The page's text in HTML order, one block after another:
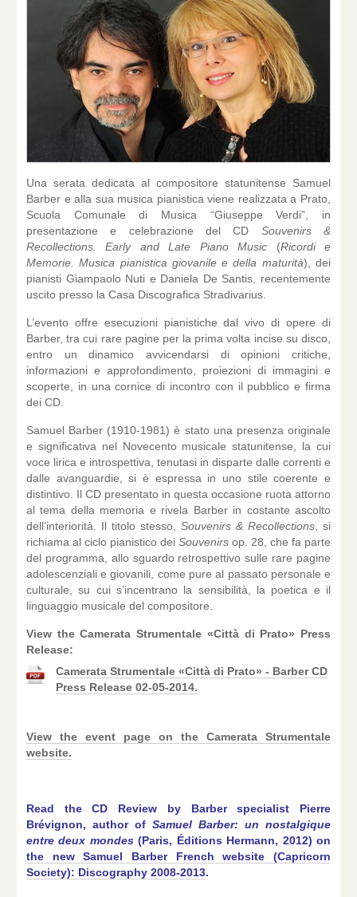
Una serata dedicata al compositore statunitense Samuel
Barber e alla sua musica pianistica viene realizzata a Prato,
Scuola Comunale di Musica “Giuseppe Verdi”, in
presentazione e celebrazione del CD Souvenirs &
Recollections. Early and Late Piano Music (Ricordi e
Memorie. Musica pianistica giovanile e della maturità), dei
pianisti Giampaolo Nuti e Daniela De Santis, recentemente
uscito presso la Casa Discografica Stradivarius.
L’evento offre esecuzioni pianistiche dal vivo di opere di
Barber, tra cui rare pagine per la prima volta incise su disco,
entro un dinamico avvicendarsi di opinioni critiche,
informazioni e approfondimento, proiezioni di immagini e
scoperte, in una cornice di incontro con il pubblico e firma
dei CD.
Samuel Barber (1910-1981) è stato una presenza originale
e significativa nel Novecento musicale statunitense, la cui
voce lirica e introspettiva, tenutasi in disparte dalle correnti e
dalle avanguardie, si è espressa in uno stile coerente e
distintivo. Il CD presentato in questa occasione ruota attorno
al tema della memoria e rivela Barber in costante ascolto
dell’interiorità. Il titolo stesso, Souvenirs & Recollections , si
richiama al ciclo pianistico dei Souvenirs op. 28, che fa parte
del programma, allo sguardo retrospettivo sulle rare pagine
adolescenziali e giovanili, come pure al passato personale e
culturale, su cui s’incentrano la sensibilità, la poetica e il
linguaggio musicale del compositore.
View theCamerata Strumentale «Città di Prato» Press
Release:
Camerata Strumentale «Città di Prato» - Barber CD
Press Release 02-05-2014.
View the event page on the Camerata Strumentale
website.
Read the CD Review by Barber specialist Pierre
Brévignon, author of Samuel Barber: un nostalgique
entre deux mondes(Paris, Éditions Hermann, 2012) on
the new Samuel Barber French website (Capricorn
Society): Discography 2008-2013.